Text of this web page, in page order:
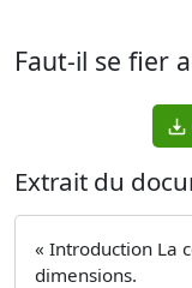
Faut-il se fier
Extrait du
« Introduction La
dimensions.